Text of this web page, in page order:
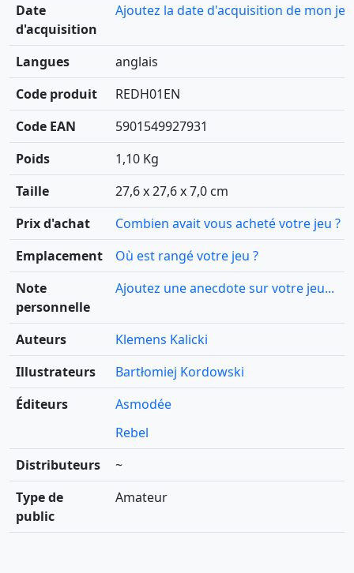
Date
d'acquisition
Ajoutez la date d'acquisition de mon jeu
Langues
anglais
Code produit
REDH01EN
Code EAN
5901549927931
Poids
1,10 Kg
Taille
27,6 x 27,6 x 7,0 cm
Prix d'achat
Combien avait vous acheté votre jeu ?
Emplacement
Où est rangé votre jeu ?
Note
personnelle
Ajoutez une anecdote sur votre jeu...
Auteurs
Klemens Kalicki
Illustrateurs
Bartłomiej Kordowski
Éditeurs
Asmodée
Rebel
Distributeurs
~
Type de
public
Amateur